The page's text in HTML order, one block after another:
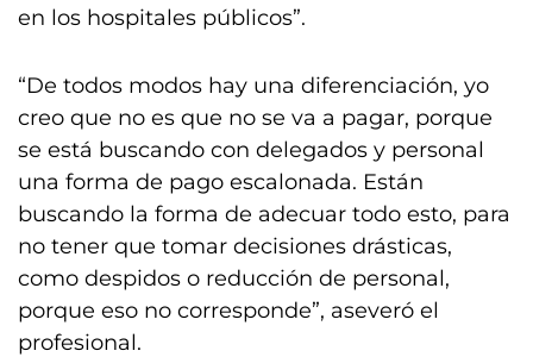
en los hospitales públicos”.
“De todos modos hay una diferenciación, yo
creo que no es que no se va a pagar, porque
se está buscando con delegados y personal
una forma de pago escalonada. Están
buscando la forma de adecuar todo esto, para
no tener que tomar decisiones drásticas,
como despidos o reducción de personal,
porque eso no corresponde”, aseveró el
profesional.